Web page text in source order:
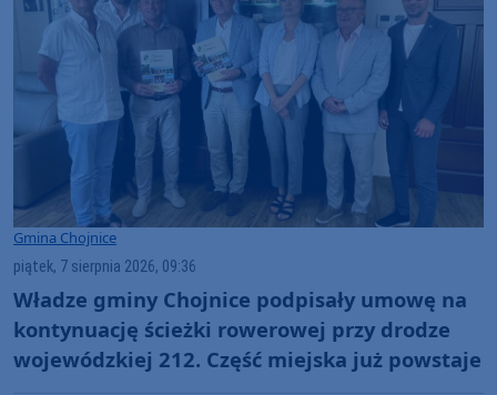
Gmina Chojnice
piątek, 7 sierpnia 2026, 09:36
Władze gminy Chojnice podpisały umowę na
kontynuację ścieżki rowerowej przy drodze
wojewódzkiej 212. Część miejska już powstaje